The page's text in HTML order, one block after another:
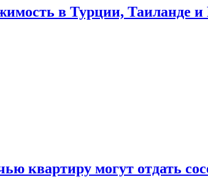
в Турции, Таиланде и
квартиру могут отдать